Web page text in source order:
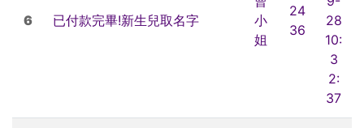
6 已付款完畢!新生兒取名字
小
姐
24
36
28
10:
3
2:
37